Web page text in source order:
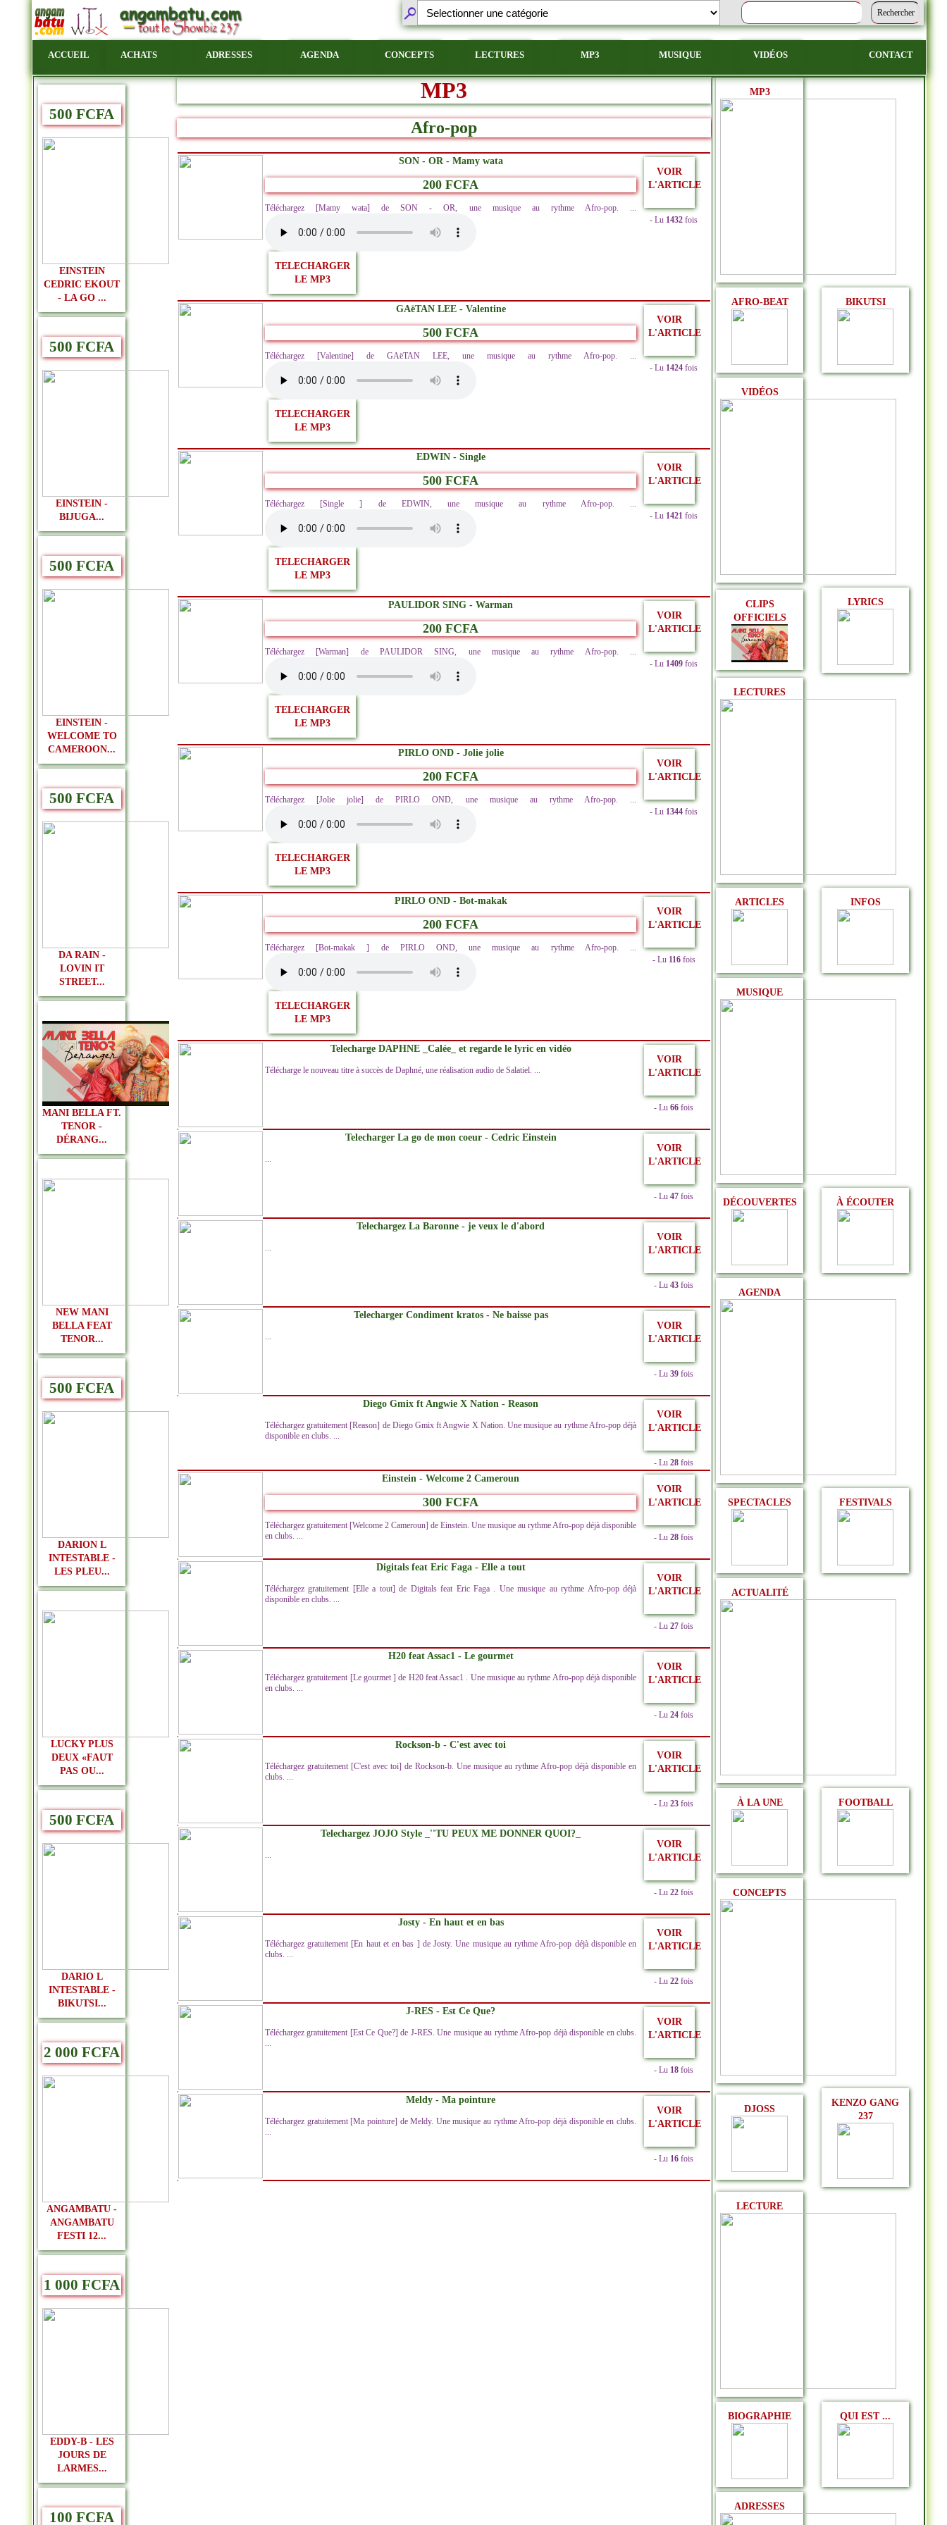
ACCUEIL ACHATS ADRESSES AGENDA CONCEPTS LECTURES MP3 MUSIQUE VIDÉOS CONTACT
500 FCFA
EINSTEIN
CEDRIC EKOUT
- LA GO ...
500 FCFA
EINSTEIN -
BIJUGA...
500 FCFA
EINSTEIN -
WELCOME TO
CAMEROON...
500 FCFA
DA RAIN -
LOVIN IT
STREET...
MANI BELLA FT.
TENOR -
DÉRANG...
NEW MANI
BELLA FEAT
TENOR...
500 FCFA
DARION L
INTESTABLE -
LES PLEU...
LUCKY PLUS
DEUX «FAUT
PAS OU...
500 FCFA
DARIO L
INTESTABLE -
BIKUTSI...
2 000 FCFA
ANGAMBATU -
ANGAMBATU
FESTI 12...
1 000 FCFA
EDDY-B - LES
JOURS DE
LARMES...
100 FCFA
MP3
Afro-pop
SON - OR - Mamy wata
200 FCFA
Téléchargez [Mamy wata] de SON - OR, une musique au rythme Afro-pop. ...
TELECHARGER
LE MP3
VOIR
L'ARTICLE
- Lu 1432 fois
GAëTAN LEE - Valentine
500 FCFA
Téléchargez [Valentine] de GAëTAN LEE, une musique au rythme Afro-pop. ...
TELECHARGER
LE MP3
VOIR
L'ARTICLE
- Lu 1424 fois
EDWIN - Single
500 FCFA
Téléchargez [Single ] de EDWIN, une musique au rythme Afro-pop. ...
TELECHARGER
LE MP3
VOIR
L'ARTICLE
- Lu 1421 fois
PAULIDOR SING - Warman
200 FCFA
Téléchargez [Warman] de PAULIDOR SING, une musique au rythme Afro-pop. ...
TELECHARGER
LE MP3
VOIR
L'ARTICLE
- Lu 1409 fois
PIRLO OND - Jolie jolie
200 FCFA
Téléchargez [Jolie jolie] de PIRLO OND, une musique au rythme Afro-pop. ...
TELECHARGER
LE MP3
VOIR
L'ARTICLE
- Lu 1344 fois
PIRLO OND - Bot-makak
200 FCFA
Téléchargez [Bot-makak ] de PIRLO OND, une musique au rythme Afro-pop. ...
TELECHARGER
LE MP3
VOIR
L'ARTICLE
- Lu 116fois
Telecharge DAPHNE _Calée_ et regarde le lyric en vidéo
Télécharge le nouveau titre à succès de Daphné, une réalisation audio de Salatiel. ...
VOIR
L'ARTICLE
- Lu 66 fois
Telecharger La go de mon coeur - Cedric Einstein
...
VOIR
L'ARTICLE
- Lu 47 fois
Telechargez La Baronne - je veux le d'abord
...
VOIR
L'ARTICLE
- Lu 43 fois
Telecharger Condiment kratos - Ne baisse pas
...
VOIR
L'ARTICLE
- Lu 39 fois
Diego Gmix ft Angwie X Nation - Reason
Téléchargez gratuitement [Reason] de Diego Gmix ft Angwie X Nation. Une musique au rythme Afro-pop déjà
disponible en clubs. ...
VOIR
L'ARTICLE
- Lu 28 fois
Einstein - Welcome 2 Cameroun
300 FCFA
Téléchargez gratuitement [Welcome 2 Cameroun] de Einstein. Une musique au rythme Afro-pop déjà disponible
en clubs. ...
VOIR
L'ARTICLE
- Lu 28 fois
Digitals feat Eric Faga - Elle a tout
Téléchargez gratuitement [Elle a tout] de Digitals feat Eric Faga . Une musique au rythme Afro-pop déjà
disponible en clubs. ...
VOIR
L'ARTICLE
- Lu 27 fois
H20 feat Assac1 - Le gourmet
Téléchargez gratuitement [Le gourmet ] de H20 feat Assac1 . Une musique au rythme Afro-pop déjà disponible
en clubs. ...
VOIR
L'ARTICLE
- Lu 24 fois
Rockson-b - C'est avec toi
Téléchargez gratuitement [C'est avec toi] de Rockson-b. Une musique au rythme Afro-pop déjà disponible en
clubs. ...
VOIR
L'ARTICLE
- Lu 23 fois
Telechargez JOJO Style _''TU PEUX ME DONNER QUOI?_
...
VOIR
L'ARTICLE
- Lu 22 fois
Josty - En haut et en bas
Téléchargez gratuitement [En haut et en bas ] de Josty. Une musique au rythme Afro-pop déjà disponible en
clubs. ...
VOIR
L'ARTICLE
- Lu 22 fois
J-RES - Est Ce Que?
Téléchargez gratuitement [Est Ce Que?] de J-RES. Une musique au rythme Afro-pop déjà disponible en clubs.
...
VOIR
L'ARTICLE
- Lu 18 fois
Meldy - Ma pointure
Téléchargez gratuitement [Ma pointure] de Meldy. Une musique au rythme Afro-pop déjà disponible en clubs.
...
VOIR
L'ARTICLE
- Lu 16 fois
MP3
AFRO-BEAT BIKUTSI
VIDÉOS
CLIPS
OFFICIELS
LYRICS
LECTURES
ARTICLES INFOS
MUSIQUE
DÉCOUVERTES À ÉCOUTER
AGENDA
SPECTACLES FESTIVALS
ACTUALITÉ
À LA UNE FOOTBALL
CONCEPTS
DJOSS
KENZO GANG
237
LECTURE
BIOGRAPHIE QUI EST ...
ADRESSES